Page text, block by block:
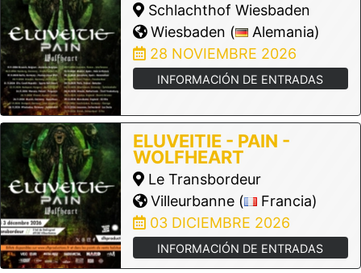
Schlachthof Wiesbaden
Wiesbaden (
Alemania)
28 NOVIEMBRE 2026
INFORMACIÓN DE ENTRADAS
ELUVEITIE - PAIN -
WOLFHEART
Le Transbordeur
Villeurbanne (
Francia)
03 DICIEMBRE 2026
INFORMACIÓN DE ENTRADAS